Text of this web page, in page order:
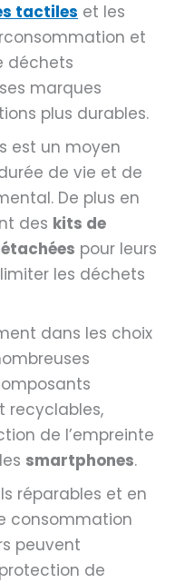
tactiles et les
et
déchets
marques
plus durables.
est un moyen
de vie et de
De plus en
des kits de
pour leurs
les déchets
dans les choix
recyclables,
de l’empreinte
smartphones.
réparables et en
consommation
peuvent
de